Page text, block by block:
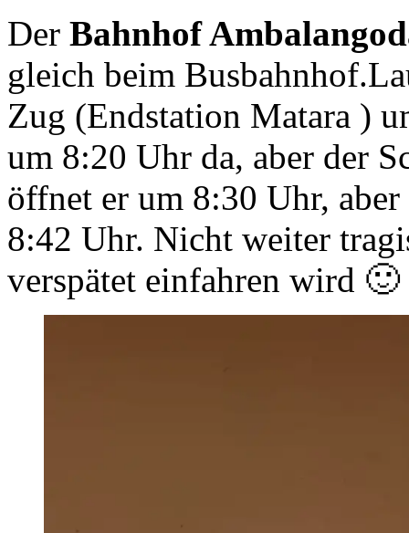
Der Bahnhof
gleich beim
Zug (Endstation Matara )
um 8:20 Uhr da, aber der
öffnet er um 8:30 Uhr,
8:42 Uhr. Nicht weiter
verspätet einfahren wird 🙂